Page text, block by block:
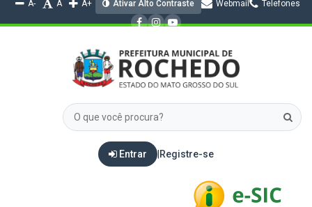
A- A A+ Ativar Alto Contraste Webmail Telefones
Entrar Registre-se